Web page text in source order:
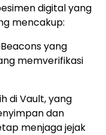
digital yang
mencakup:
yang
memverifikasi
di Vault, yang
dan
menjaga jejak